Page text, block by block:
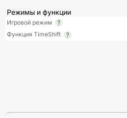
Режимы и функции
Игровой режим
Функция TimeShift